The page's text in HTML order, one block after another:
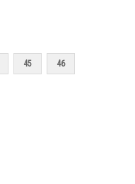
45 46